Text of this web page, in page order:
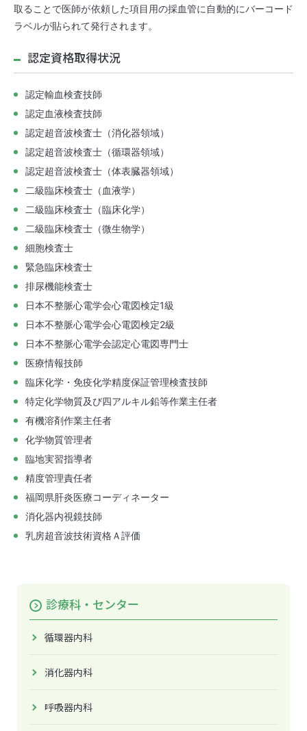
取ることで医師が依頼した項目用の採血管に自動的にバーコード
ラベルが貼られて発行されます。
認定資格取得状況
認定輸血検査技師
認定血液検査技師
認定超音波検査士（消化器領域）
認定超音波検査士（循環器領域）
認定超音波検査士（体表臓器領域）
二級臨床検査士（血液学）
二級臨床検査士（臨床化学）
二級臨床検査士（微生物学）
細胞検査士
緊急臨床検査士
排尿機能検査士
日本不整脈心電学会心電図検定1級
日本不整脈心電学会心電図検定2級
日本不整脈心電学会認定心電図専門士
医療情報技師
臨床化学・免疫化学精度保証管理検査技師
特定化学物質及び四アルキル鉛等作業主任者
有機溶剤作業主任者
化学物質管理者
臨地実習指導者
精度管理責任者
福岡県肝炎医療コーディネーター
消化器内視鏡技師
乳房超音波技術資格Ａ評価
診療科・センター
循環器内科
消化器内科
呼吸器内科